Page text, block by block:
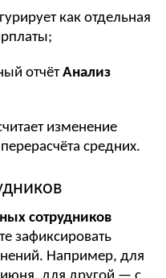
как отдельная
отчётАнализ
изменение
средних.
сотрудников
зафиксировать
Например, для